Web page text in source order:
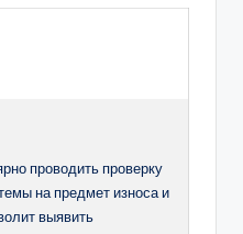
проводить проверку
на предмет износа и
выявить